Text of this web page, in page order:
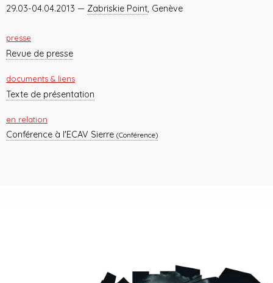
29.03-04.04.2013 — Zabriskie Point, Genève
presse
Revue de presse
documents & liens
Texte de présentation
en relation
Conférence à l'ECAV Sierre (Conférence)